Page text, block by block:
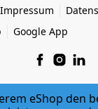
Impressum
Google App
eShop den